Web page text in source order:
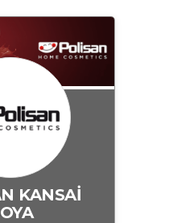
KANSAİ